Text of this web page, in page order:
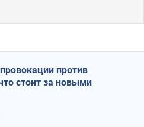
против
стоит за новыми